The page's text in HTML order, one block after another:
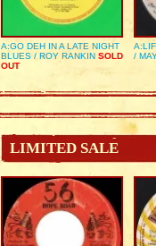
A:GO DEH IN A LATE NIGHT
BLUES / ROY RANKIN SOLD
OUT
/
LIMITED SALE